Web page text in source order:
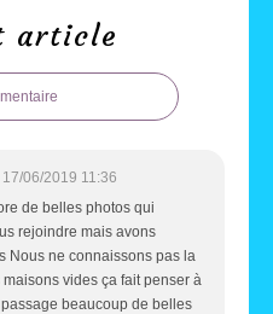
article
17/06/2019 11:36
de belles photos qui
rejoindre mais avons
Nous ne connaissons pas la
vides ça fait penser à
beaucoup de belles